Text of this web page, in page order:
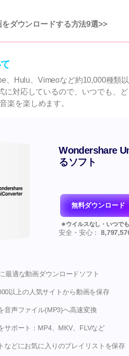
ダウンロードする方法9選>>
、Hulu、Vimeoなど約10,000種類
に対応しているので、いつでも、
楽を楽しめます。
Wondershare
るソフト
無料ダウンロード
安全・安心：
最適な動画ダウンロードソフト
以上の人気サイトから動画を保存
音声ファイル(MP3)へ高速変換
サポート：MP4、MKV、FLVなど
などにお気に入りのプレイリストを保存